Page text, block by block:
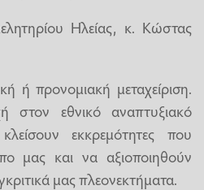
Ηλείας, κ. Κώστας
ή προνομιακή μεταχείριση.
στον εθνικό αναπτυξιακό
εκκρεμότητες που
μας και να αξιοποιηθούν
μας πλεονεκτήματα.